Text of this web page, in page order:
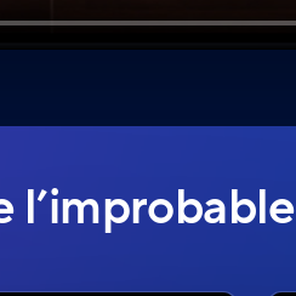
l’improbable